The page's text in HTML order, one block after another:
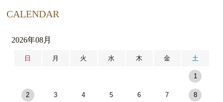
CALENDAR
2026年08月
日 月 火 水 木 金 土
1
2 3 4 5 6 7 8